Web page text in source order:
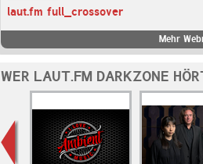
laut.fm full_crossover
Mehr
WER LAUT.FM DARKZONE